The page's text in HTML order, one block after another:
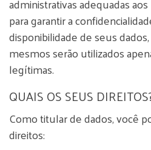
para garantir a
disponibilidade de seus
mesmos serão utilizados
legítimas.
QUAIS OS SEUS
Como titular de dados, você
direitos: